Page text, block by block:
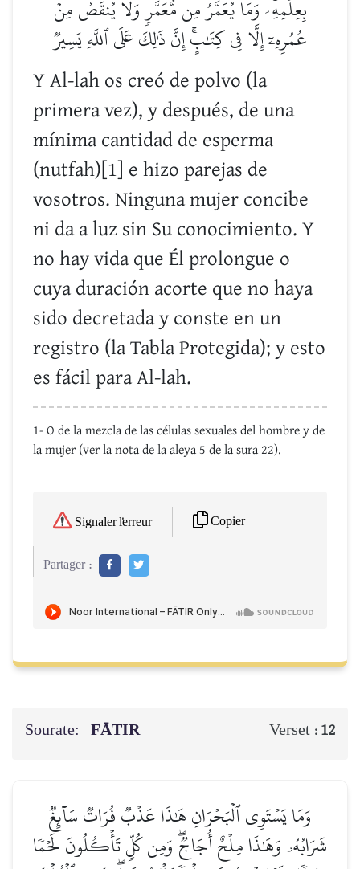
بِعِلۡمِهِۦۚ وَمَا يُعَمَّرُ مِن مُّعَمَّرٖ وَلَا يُنقَصُ مِنۡ
عُمُرِهِۦٓ إِلَّا فِي كِتَٰبٍۚ إِنَّ ذَٰلِكَ عَلَى ٱللَّهِ يَسِيرٞ
Y Al-lah os creó de polvo (la
primera vez), y después, de una
mínima cantidad de esperma
(nutfah)[1] e hizo parejas de
vosotros. Ninguna mujer concibe
ni da a luz sin Su conocimiento. Y
no hay vida que Él prolongue o
cuya duración acorte que no haya
sido decretada y conste en un
registro (la Tabla Protegida); y esto
es fácil para Al-lah.
1- O de la mezcla de las células sexuales del hombre y de
la mujer (ver la nota de la aleya 5 de la sura 22).
Signaler l'erreur Copier
Partager :
Sourate: FĀTIR Verset : 12
وَمَا يَسۡتَوِي ٱلۡبَحۡرَانِ هَٰذَا عَذۡبٞ فُرَاتٞ سَآئِغٞ
شَرَابُهُۥ وَهَٰذَا مِلۡحٌ أُجَاجٞۖ وَمِن كُلّٖ تَأۡكُلُونَ لَحۡمٗا